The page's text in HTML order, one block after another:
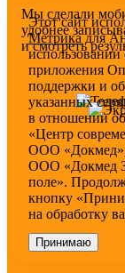
Мы сделали
удобнее
и смотреть
Этот сайт
Метрикадля
приложения
поддержки и
указанных
в отношении
«Центр
ООО
ООО «Докмед
поле».
кнопку
на обработку
Принимаю